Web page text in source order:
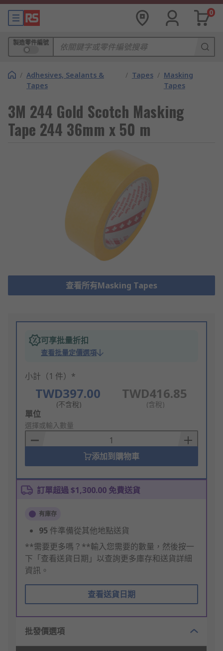
0
製造零件編號
/ Adhesives, Sealants &
Tapes
/ Tapes / Masking
Tapes
3M 244 Gold Scotch Masking
Tape 244 36mm x 50 m
查看所有Masking Tapes
可享批量折扣
查看批量定價選項
小計（1 件）*
TWD397.00
(不含稅)
TWD416.85
(含稅)
Add
to
Basket
單位
選擇或輸入數量
添加到購物車
訂單超過 $1,300.00 免費送貨
有庫存
95 件準備從其他地點送貨
**需要更多嗎？**輸入您需要的數量，然後按一
下「查看送貨日期」以查詢更多庫存和送貨詳細
資訊。
查看送貨日期
批發價選項